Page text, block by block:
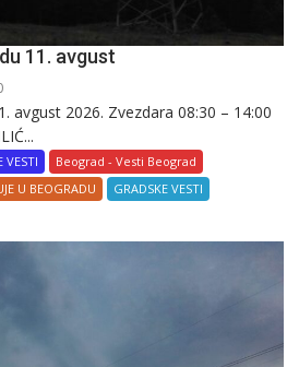
11. avgust
avgust 2026. Zvezdara 08:30 – 14:00
VESTI
Beograd - Vesti Beograd
U BEOGRADU
GRADSKE VESTI